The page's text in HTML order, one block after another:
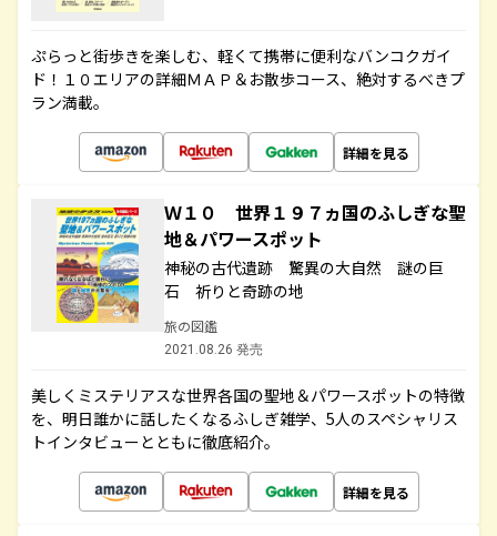
ぷらっと街歩きを楽しむ、軽くて携帯に便利なバンコクガイ
ド！１０エリアの詳細ＭＡＰ＆お散歩コース、絶対するべきプ
ラン満載。
詳細を見る
Ｗ１０ 世界１９７ヵ国のふしぎな聖
地＆パワースポット
神秘の古代遺跡 驚異の大自然 謎の巨
石 祈りと奇跡の地
旅の図鑑
2021.08.26 発売
美しくミステリアスな世界各国の聖地＆パワースポットの特徴
を、明日誰かに話したくなるふしぎ雑学、5人のスペシャリス
トインタビューとともに徹底紹介。
詳細を見る